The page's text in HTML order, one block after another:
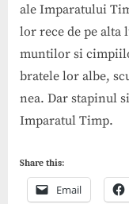
ale Imparatului
lor rece de pe alta
muntilor si
bratele lor albe,
nea. Dar stapinul
Imparatul Timp.
Share this:
Email